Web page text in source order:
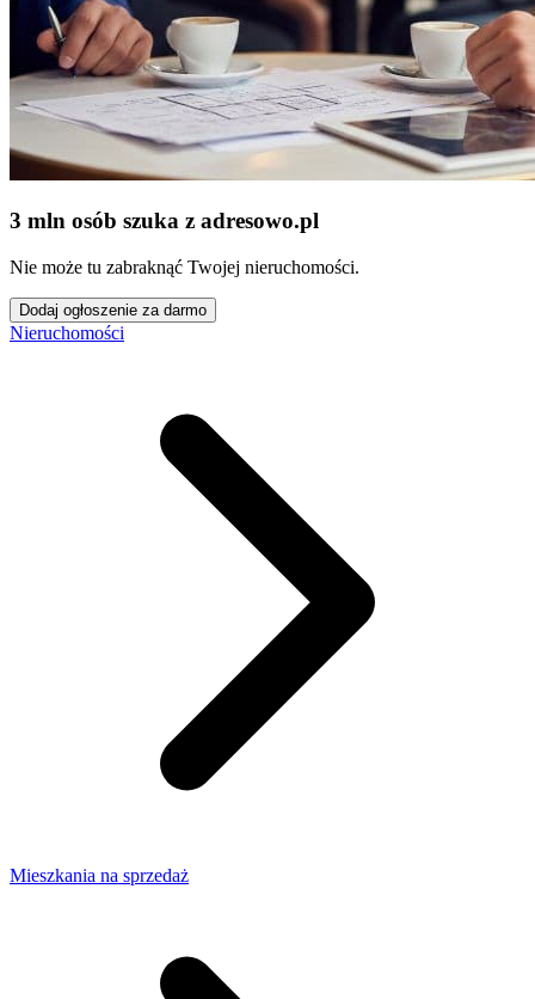
3 mln osób szuka z adresowo.pl
Nie może tu zabraknąć Twojej nieruchomości.
Dodaj ogłoszenie za darmo
Nieruchomości
Mieszkania na sprzedaż